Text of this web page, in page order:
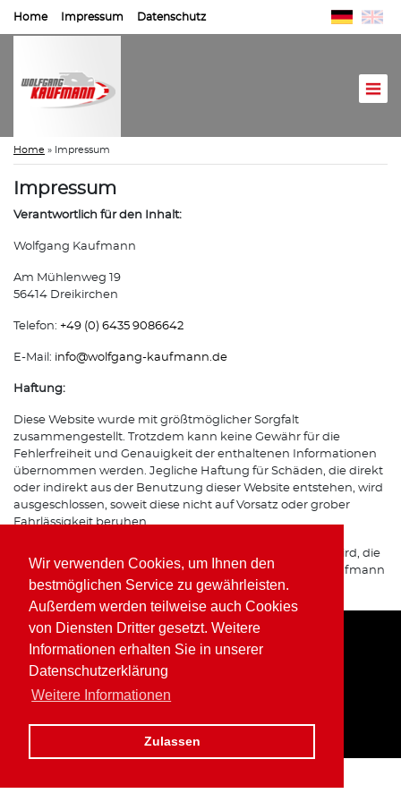
Wir verwenden Cookies, um Ihnen den
bestmöglichen Service zu gewährleisten.
Außerdem werden teilweise auch Cookies
von Diensten Dritter gesetzt. Weitere
Informationen erhalten Sie in unserer
Datenschutzerklärung
Weitere Informationen
Zulassen
Home Impressum Datenschutz
Home » Impressum
Impressum
Verantwortlich für den Inhalt:
Wolfgang Kaufmann
Am Mühlenweg 19
56414 Dreikirchen
Telefon: +49 (0) 6435 9086642
E-Mail: info@wolfgang-kaufmann.de
Haftung:
Diese Website wurde mit größtmöglicher Sorgfalt
zusammengestellt. Trotzdem kann keine Gewähr für die
Fehlerfreiheit und Genauigkeit der enthaltenen Informationen
übernommen werden. Jegliche Haftung für Schäden, die direkt
oder indirekt aus der Benutzung dieser Website entstehen, wird
ausgeschlossen, soweit diese nicht auf Vorsatz oder grober
Fahrlässigkeit beruhen.
Sofern von dieser Website auf Internetseiten verwiesen wird, die
von Dritten betrieben werden, übernimmt Wolfgang Kaufmann
keine Verantwortung für deren Inhalte.
Home Impressum Datenschutz